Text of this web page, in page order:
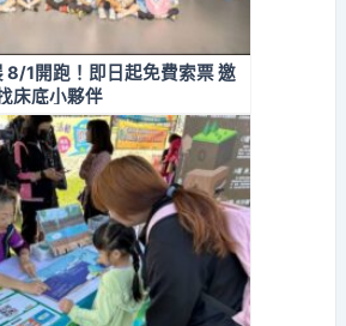
1開跑！即日起免費索票 邀
床底小夥伴